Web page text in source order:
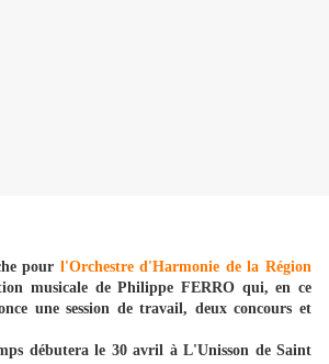
pour l'Orchestre d'Harmonie de la Région
musicale de Philippe FERRO qui, en ce
une session de travail, deux concours et
débutera le 30 avril à L'Unisson de Saint